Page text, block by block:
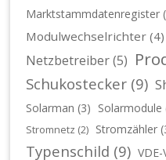
Marktstammdatenregister
Modulwechselrichter (4)
Netzbetreiber(5)
Schukostecker (9)
Solarman (3) Solarmodule
Stromnetz (2) Stromzähler
Typenschild (9)